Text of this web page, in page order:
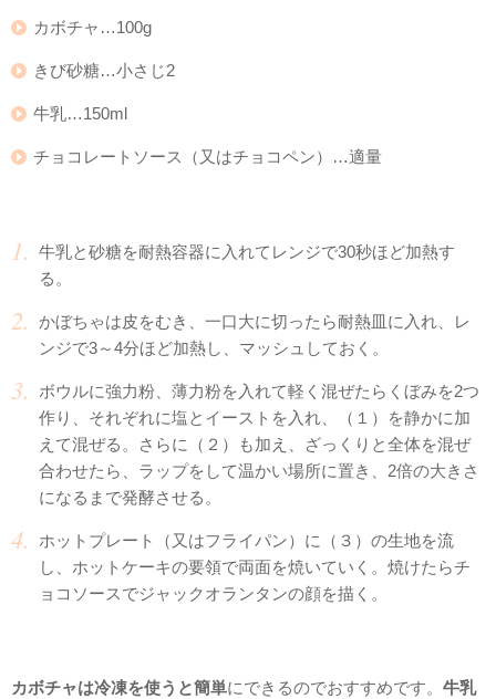
カボチャ…100g
きび砂糖…小さじ2
牛乳…150ml
チョコレートソース（又はチョコペン）…適量
牛乳と砂糖を耐熱容器に入れてレンジで30秒ほど加熱す
る。
かぼちゃは皮をむき、一口大に切ったら耐熱皿に入れ、レ
ンジで3～4分ほど加熱し、マッシュしておく。
ボウルに強力粉、薄力粉を入れて軽く混ぜたらくぼみを2つ
作り、それぞれに塩とイーストを入れ、（１）を静かに加
えて混ぜる。さらに（２）も加え、ざっくりと全体を混ぜ
合わせたら、ラップをして温かい場所に置き、2倍の大きさ
になるまで発酵させる。
ホットプレート（又はフライパン）に（３）の生地を流
し、ホットケーキの要領で両面を焼いていく。焼けたらチ
ョコソースでジャックオランタンの顔を描く。
カボチャは冷凍を使うと簡単にできるのでおすすめです。 牛乳